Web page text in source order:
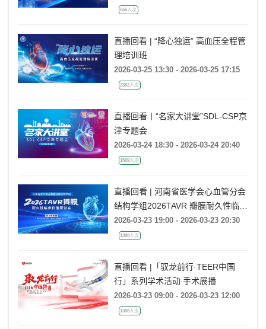
656人次
直播回看 | “降心独运” 高血压全程管
理培训班
2026-03-25 13:30 - 2026-03-25 17:15
2362人次
直播回看丨“名家大讲堂”SDL-CSP京
津专题会
2026-03-24 18:30 - 2026-03-24 20:40
1569人次
直播回看 | 河南省医学会心血管分会
结构学组2026TAVR 瓣膜耐久性临床
价值研讨会
2026-03-23 19:00 - 2026-03-23 20:30
1388人次
直播回看 |「驭龙前行·TEER中国
行」系列学术活动 手术展播
2026-03-23 09:00 - 2026-03-23 12:00
1308人次